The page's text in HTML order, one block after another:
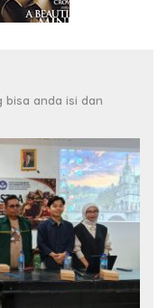
bisa anda isi dan